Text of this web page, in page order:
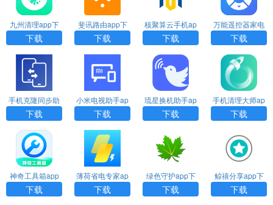
九州清理app下
载
下载
斐讯路由app下
载
下载
核聚算云手机ap
p下载
下载
万能遥控器家电
大师app下载
下载
手机克隆同步助
手app下载
下载
小米电视助手ap
p官方下载安装
下载
琉星换机助手ap
p下载
下载
手机清理大师ap
p官方下载
下载
神奇工具箱app
下载安装
下载
薄荷省电专家ap
p下载
下载
绿色守护app下
载
下载
鲸禧分享app下
载
下载